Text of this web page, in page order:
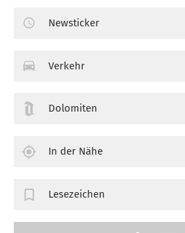
Newsticker
Verkehr
Dolomiten
In der Nähe
Lesezeichen